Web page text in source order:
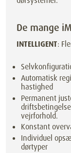
De mange
INTELLIGENT:
Automatisk
hastighed
Permanent
vejrforhold.
Konstant
Individuel
dørtyper